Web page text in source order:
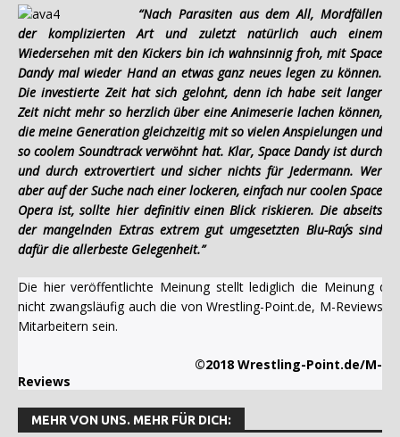
“Nach Parasiten aus dem All, Mordfällen
der komplizierten Art und zuletzt natürlich auch einem
Wiedersehen mit den Kickers bin ich wahnsinnig froh, mit Space
Dandy mal wieder Hand an etwas ganz neues legen zu können.
Die investierte Zeit hat sich gelohnt, denn ich habe seit langer
Zeit nicht mehr so herzlich über eine Animeserie lachen können,
die meine Generation gleichzeitig mit so vielen Anspielungen und
so coolem Soundtrack verwöhnt hat. Klar, Space Dandy ist durch
und durch extrovertiert und sicher nichts für Jedermann. Wer
aber auf der Suche nach einer lockeren, einfach nur coolen Space
Opera ist, sollte hier definitiv einen Blick riskieren. Die abseits
der mangelnden Extras extrem gut umgesetzten Blu-Ray´s sind
dafür die allerbeste Gelegenheit.”
Die hier veröffentlichte Meinung stellt lediglich die Meinung
nicht zwangsläufig auch die von Wrestling-Point.de, M-Reviews
Mitarbeitern sein.
©2018 Wrestling-Point.de/M-
Reviews
MEHR VON UNS. MEHR FÜR DICH: